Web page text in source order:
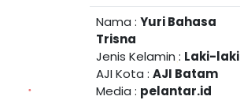
Nama : Yuri Bahasa
Trisna
Jenis Kelamin : Laki-laki
AJI Kota : AJI Batam
Media : pelantar.id